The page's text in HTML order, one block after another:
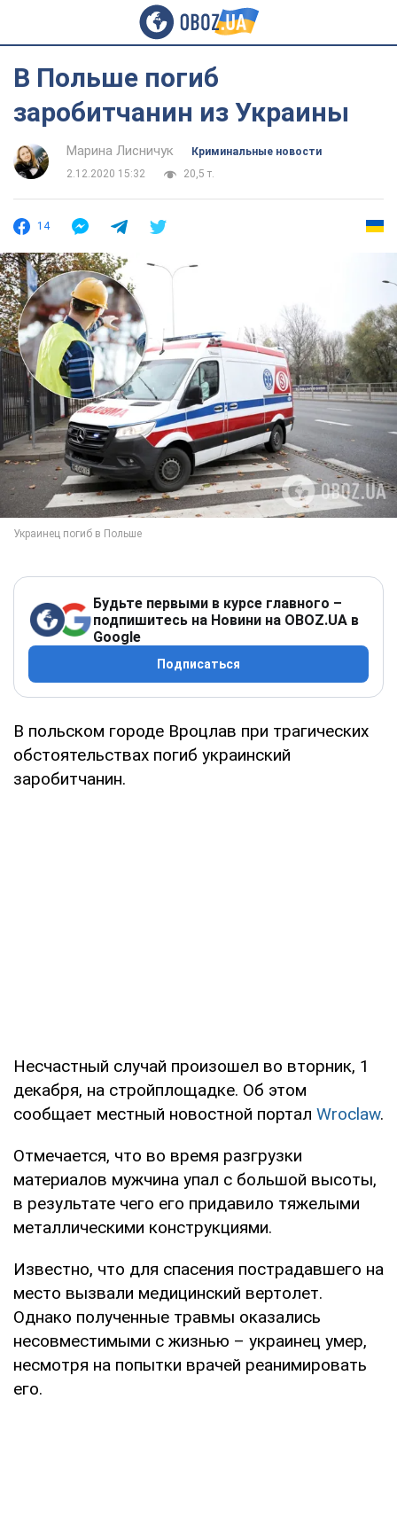
В Польше погиб
заробитчанин из Украины
Марина Лисничук
Криминальные новости
2.12.2020 15:32
20,5 т.
14
Будьте первыми в курсе главного –
подпишитесь на Новини на OBOZ.UA в
Google
Подписаться
В польском городе Вроцлав при трагических
обстоятельствах погиб украинский
заробитчанин.
Несчастный случай произошел во вторник, 1
декабря, на стройплощадке. Об этом
сообщает местный новостной портал Wroclaw.
Отмечается, что во время разгрузки
материалов мужчина упал с большой высоты,
в результате чего его придавило тяжелыми
металлическими конструкциями.
Известно, что для спасения пострадавшего на
место вызвали медицинский вертолет.
Однако полученные травмы оказались
несовместимыми с жизнью – украинец умер,
несмотря на попытки врачей реанимировать
его.